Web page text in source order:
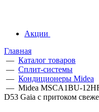
Акции
Главная
— Каталог товаров
— Сплит-системы
— Кондиционеры Midea
— Midea MSCA1BU-
D53 Gaia с притоком